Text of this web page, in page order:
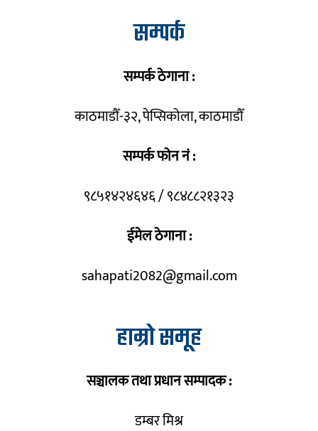
सम्पर्क
सम्पर्क ठेगाना :
काठमाडौँ-३२, पेप्सिकोला, काठमाडौँ
सम्पर्क फोन नं :
९८५१४२४६४६ / ९८४८८२१३२३
ईमेल ठेगाना :
sahapati2082@gmail.com
हाम्रो समूह
सञ्चालक तथा प्रधान सम्पादक :
डम्बर मिश्र